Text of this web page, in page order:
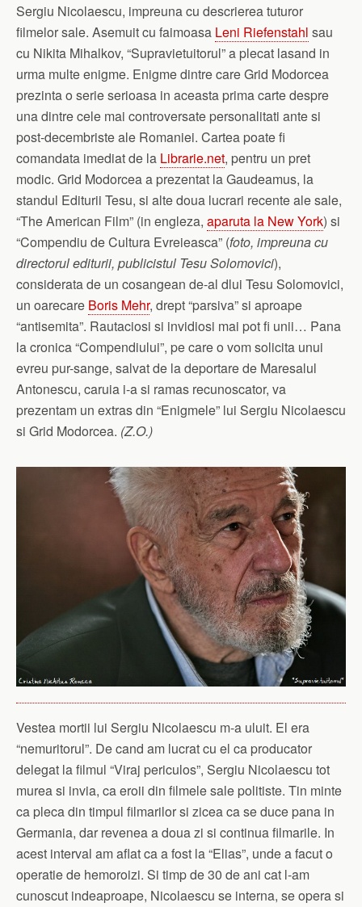
Sergiu Nicolaescu, impreuna cu descrierea tuturor
filmelor sale. Asemuit cu faimoasa Leni Riefenstahl sau
cu Nikita Mihalkov, “Supravietuitorul” a plecat lasand in
urma multe enigme. Enigme dintre care Grid Modorcea
prezinta o serie serioasa in aceasta prima carte despre
una dintre cele mai controversate personalitati ante si
post-decembriste ale Romaniei. Cartea poate fi
comandata imediat de la Librarie.net, pentru un pret
modic. Grid Modorcea a prezentat la Gaudeamus, la
standul Editurii Tesu, si alte doua lucrari recente ale sale,
“The American Film” (in engleza, aparuta la New York) si
“Compendiu de Cultura Evreieasca” (foto, impreuna cu
directorul editurii, publicistul Tesu Solomovici),
considerata de un cosangean de-al dlui Tesu Solomovici,
un oarecare Boris Mehr, drept “parsiva” si aproape
“antisemita”. Rautaciosi si invidiosi mai pot fi unii… Pana
la cronica “Compendiului”, pe care o vom solicita unui
evreu pur-sange, salvat de la deportare de Maresalul
Antonescu, caruia i-a si ramas recunoscator, va
prezentam un extras din “Enigmele” lui Sergiu Nicolaescu
si Grid Modorcea. (Z.O.)
Vestea mortii lui Sergiu Nicolaescu m-a uluit. El era
“nemuritorul”. De cand am lucrat cu el ca producator
delegat la filmul “Viraj periculos”, Sergiu Nicolaescu tot
murea si invia, ca eroii din filmele sale politiste. Tin minte
ca pleca din timpul filmarilor si zicea ca se duce pana in
Germania, dar revenea a doua zi si continua filmarile. In
acest interval am aflat ca a fost la “Elias”, unde a facut o
operatie de hemoroizi. Si timp de 30 de ani cat l-am
cunoscut indeaproape, Nicolaescu se interna, se opera si